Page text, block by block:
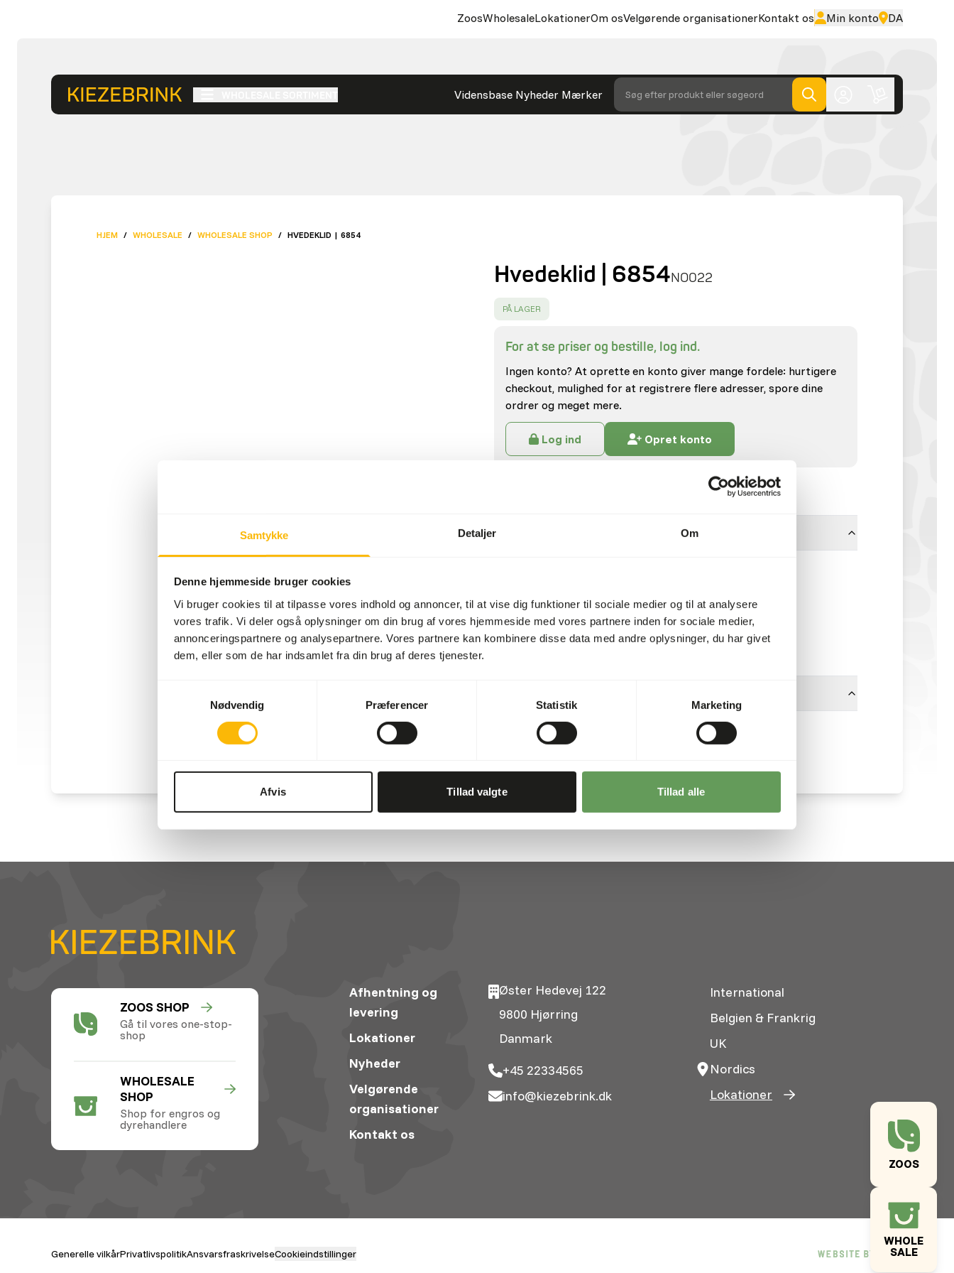
Samtykke Detaljer Om
Denne hjemmeside bruger cookies
Vi bruger cookies til at tilpasse vores indhold og annoncer, til at vise dig funktioner til sociale medier og til at analysere
vores trafik. Vi deler også oplysninger om din brug af vores hjemmeside med vores partnere inden for sociale medier,
annonceringspartnere og analysepartnere. Vores partnere kan kombinere disse data med andre oplysninger, du har givet
dem, eller som de har indsamlet fra din brug af deres tjenester.
Nødvendig
Præferencer Statistik Marketing
Afvis Tillad valgte Tillad alle
ZoosWholesaleLokationerOm osVelgørende organisationerKontakt os Min konto DA
Vidensbase Nyheder Mærker Søg efter produkt eller søgeord
ZOOS
WHOLE
SALE
HJEM / WHOLESALE / WHOLESALE SHOP / HVEDEKLID | 6854
Hvedeklid | 6854NO022
SUCCESS
PÅ LAGER
For at se priser og bestille, log ind.
Ingen konto? At oprette en konto giver mange fordele: hurtigere
checkout, mulighed for at registrere flere adresser, spore dine
ordrer og meget mere.
Log ind Opret konto
Generel
Artikel kode
NO022
Salgsenhed
10 kg sæk
På lager
Garvo
ZOOS SHOP
Gå til vores one-stop-
shop
WHOLESALE
SHOP
Shop for engros og
dyrehandlere
Afhentning og
levering
Lokationer
Nyheder
Velgørende
organisationer
Kontakt os
Øster Hedevej 122
9800 Hjørring
Danmark
+45 22334565
info@kiezebrink.dk
International
Belgien & Frankrig
UK
Nordics
Lokationer
Generelle vilkårPrivatlivspolitikAnsvarsfraskrivelseCookieindstillinger